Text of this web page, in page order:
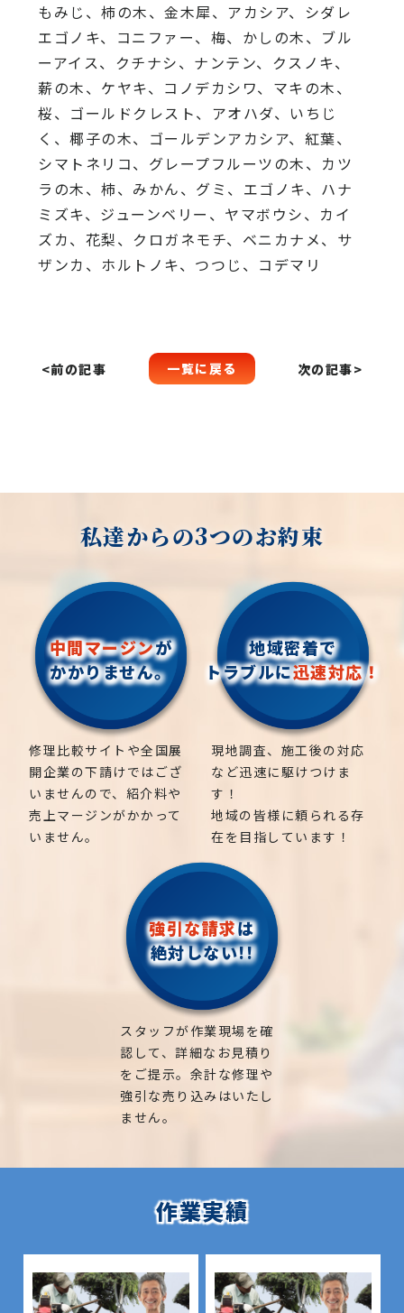
もみじ、柿の木、金木犀、アカシア、 シダレ
エゴノキ、コニファー、梅、かしの木、ブル
ーアイス、 クチナシ、ナンテン、クスノキ、
薪の木、ケヤキ、コノデカシワ、マキの木、
桜、 ゴールドクレスト、アオハダ、いちじ
く、椰子の木、 ゴールデンアカシア、紅葉、
シマトネリコ、 グレープフルーツの木、カツ
ラの木、柿、みかん、グミ、 エゴノキ、ハナ
ミズキ、ジューンベリー、ヤマボウシ、カイ
ズカ、 花梨、クロガネモチ、ベニカナメ、サ
ザンカ、ホルトノキ、 つつじ、コデマリ
<前の記事 一覧に戻る 次の記事>
私達からの3つのお約束
中間マージンが
かかりません。
修理比較サイトや全国展
開企業の下請けではござ
いませんので、紹介料や
売上マージンがかかって
いません。
地域密着で
トラブルに迅速対応！
現地調査、施工後の対応
など迅速に駆けつけま
す！
地域の皆様に頼られる存
在を目指しています！
強引な請求は
絶対しない!!
スタッフが作業現場を確
認して、詳細なお見積り
をご提示。余計な修理や
強引な売り込みはいたし
ません。
作業実績